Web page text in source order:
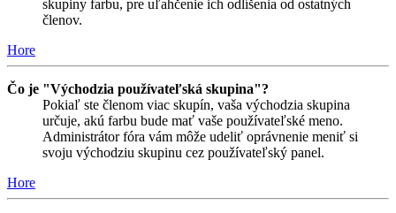
skupiny farbu, pre uľahčenie ich odlíšenia od ostatných
členov.
Hore
Čo je "Východzia používateľská skupina"?
Pokiaľ ste členom viac skupín, vaša východzia skupina
určuje, akú farbu bude mať vaše používateľské meno.
Administrátor fóra vám môže udeliť oprávnenie meniť si
svoju východziu skupinu cez používateľský panel.
Hore